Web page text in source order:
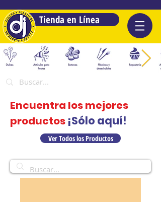
Tienda en Línea
Encuentra los mejores
productos ¡Sólo aquí!
Ver Todos los Productos